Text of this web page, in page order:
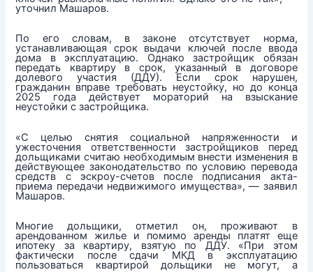
уточнил Машаров.
По его словам, в законе отсутствует норма,
устанавливающая срок выдачи ключей после ввода
дома в эксплуатацию. Однако застройщик обязан
передать квартиру в срок, указанный в договоре
долевого участия (ДДУ). Если срок нарушен,
гражданин вправе требовать неустойку, но до конца
2025 года действует мораторий на взыскание
неустойки с застройщика.
«С целью снятия социальной напряженности и
ужесточения ответственности застройщиков перед
дольщиками считаю необходимым внести изменения в
действующее законодательство по условию перевода
средств с эскроу-счетов после подписания акта-
приема передачи недвижимого имущества», — заявил
Машаров.
Многие дольщики, отметил он, проживают в
арендованном жилье и помимо аренды платят еще
ипотеку за квартиру, взятую по ДДУ. «При этом
фактически после сдачи МКД в эксплуатацию
пользоваться квартирой дольщики не могут, а